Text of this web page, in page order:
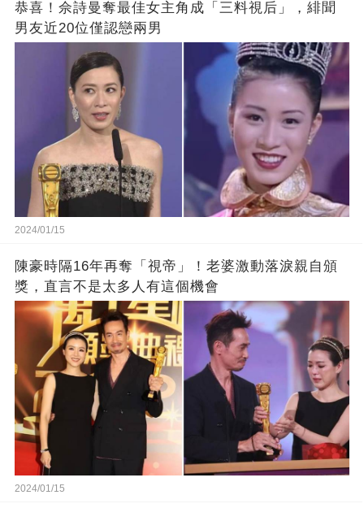
恭喜！佘詩曼奪最佳女主角成「三料視后」，緋聞
男友近20位僅認戀兩男
2024/01/15
陳豪時隔16年再奪「視帝」！老婆激動落淚親自頒
獎，直言不是太多人有這個機會
2024/01/15